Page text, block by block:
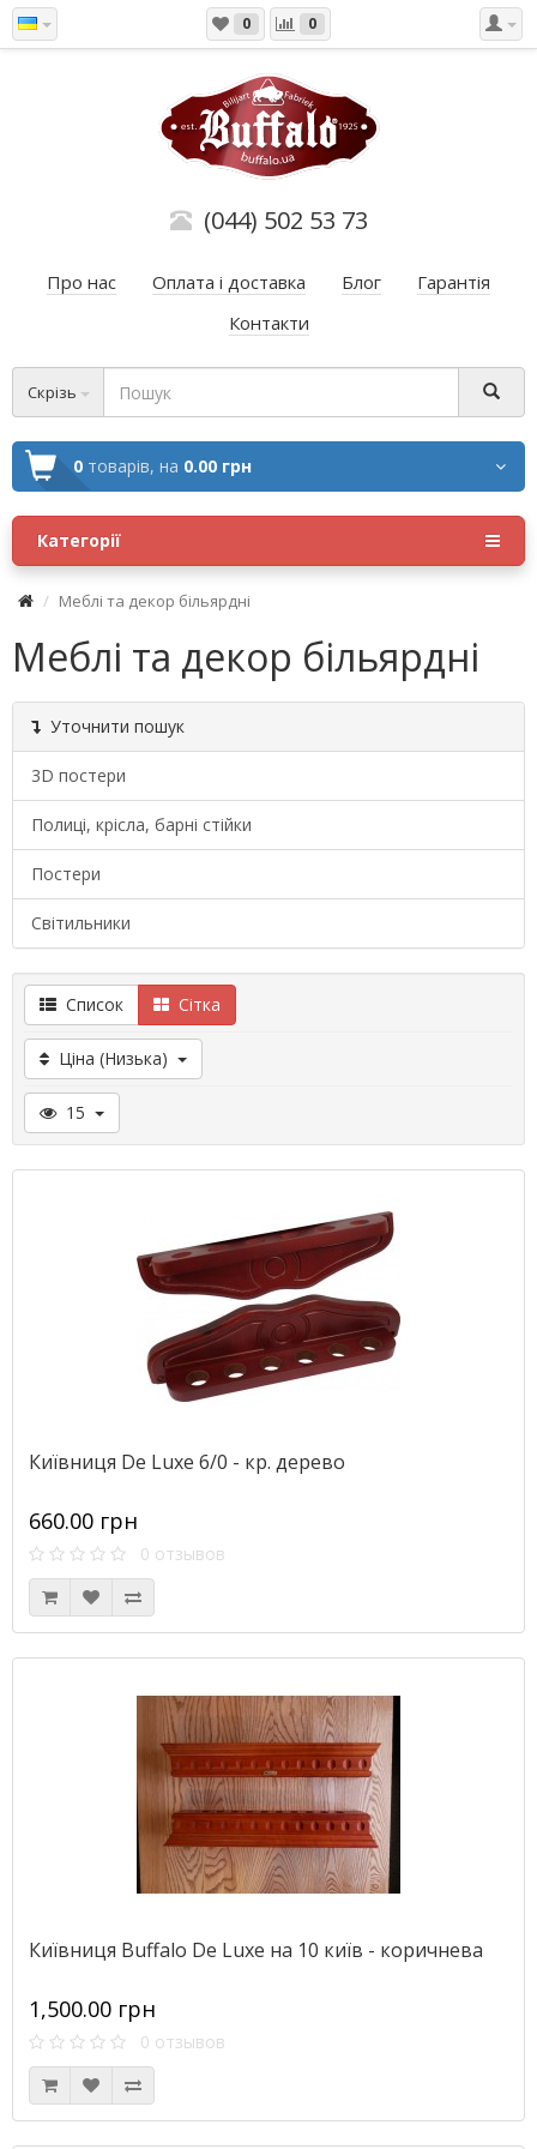
0 0
(044) 502 53 73
Про нас Оплата і доставка Блог
Гарантія
Контакти
Скрізь
0 товарів, на 0.00 грн
Категорії
Меблі та декор більярдні
Меблі та декор більярдні
Уточнити пошук
3D постери
Полиці, крісла, барні стійки
Постери
Світильники
Список Сітка
Ціна (Низька)
15
Київниця De Luxe 6/0 - кр. дерево
660.00 грн
0 отзывов
Київниця Buffalo De Luxe на 10 київ - коричнева
1,500.00 грн
0 отзывов